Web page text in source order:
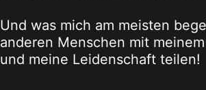
Und was mich am meisten
anderen Menschen mit
und meine Leidenschaft teilen!